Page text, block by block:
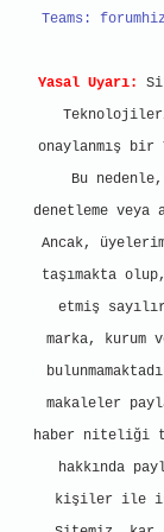
Teams:
Yasal Uyarı:
onaylanmış bir
Bu
denetleme veya
Ancak,
taşımakta
etmiş
marka,
makaleler
haber niteliği
hakkında
kişiler ile